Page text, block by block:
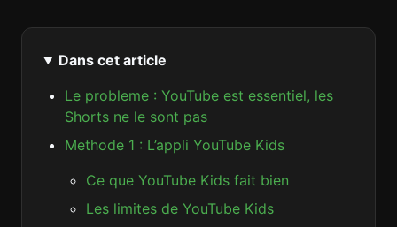
Dans cet article
Le probleme : YouTube est essentiel, les
Shorts ne le sont pas
Methode 1 : L’appli YouTube Kids
Ce que YouTube Kids fait bien
Les limites de YouTube Kids